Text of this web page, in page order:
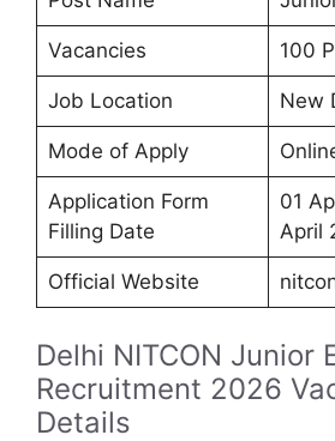
Vacancies 100
Job Location New
Mode of Apply
Application Form
Filling Date
01
April
Official Website
Delhi NITCON Junior
Recruitment 2026
Details